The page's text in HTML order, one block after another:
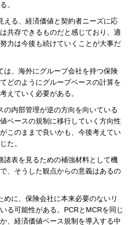
。
る、経済価値と契約者ニーズに応
共存できるものだと感じており、適
力は今後も続けていくことが大事だ
、海外にグループ会社を持つ保険
どのようにグループベースの計算を
えていく必要がある。
内部管理が逆の方向を向いている
ベースの規制に移行していく方向性
このままで良いかも、今後考えてい
た。
表を見るための補強材料として機
、そうした観点からの意義はあるの
に、保険会社に本来必要のないリ
る可能性がある。PCRとMCRを同じ
、経済価値ベース規制を導入する中